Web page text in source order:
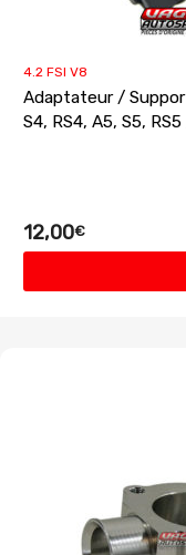
4.2 FSI V8
Adaptateur /
S4, RS4, A5, S5,
12,00€